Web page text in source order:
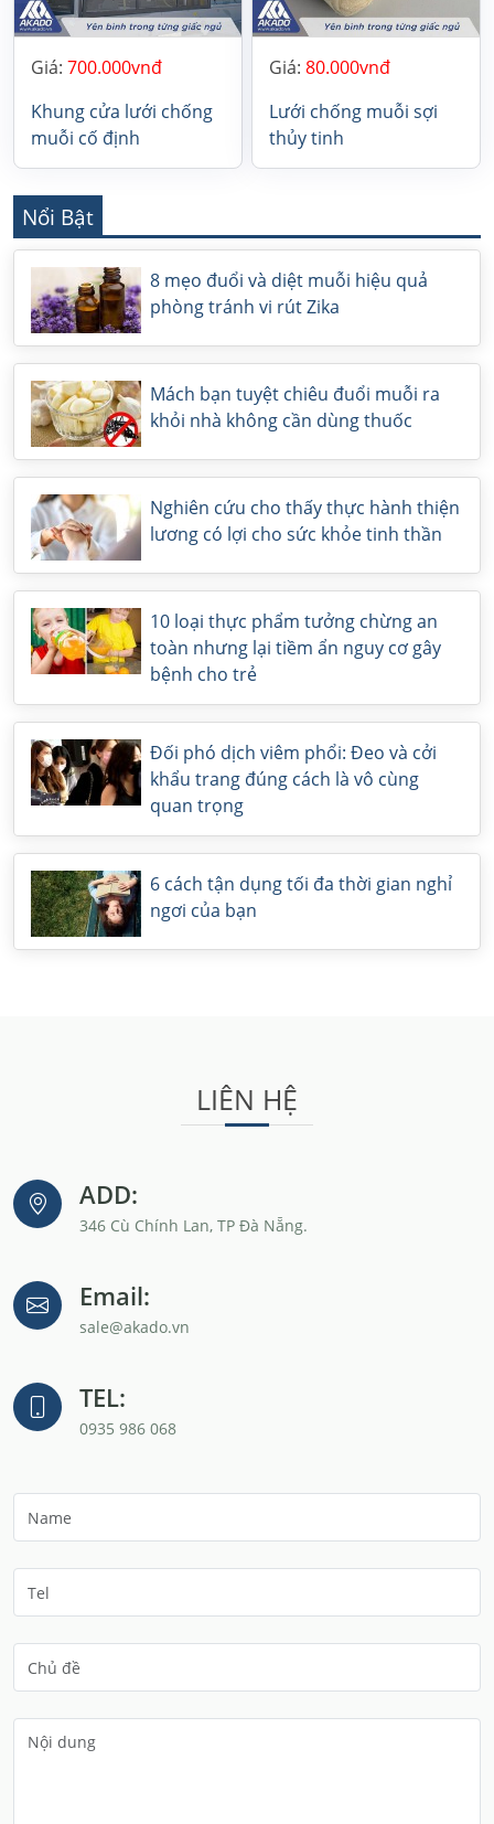
Giá: 700.000
Khung cửa lưới chống
muỗi cố định
Giá: 80.000
Lưới chống muỗi sợi
thủy tinh
Nổi Bật
8 mẹo đuổi và diệt muỗi hiệu quả
phòng tránh vi rút Zika
Mách bạn tuyệt chiêu đuổi muỗi ra
khỏi nhà không cần dùng thuốc
Nghiên cứu cho thấy thực hành thiện
lương có lợi cho sức khỏe tinh thần
10 loại thực phẩm tưởng chừng an
toàn nhưng lại tiềm ẩn nguy cơ gây
bệnh cho trẻ
Đối phó dịch viêm phổi: Đeo và cởi
khẩu trang đúng cách là vô cùng
quan trọng
6 cách tận dụng tối đa thời gian nghỉ
ngơi của bạn
LIÊN HỆ
ADD:
346 Cù Chính Lan, TP Đà Nẵng.
Email:
sale@akado.vn
TEL:
0935 986 068